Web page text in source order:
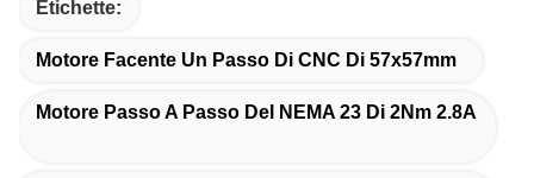
Etichette:
Motore Facente Un Passo Di CNC Di 57x57mm
Motore Passo A Passo Del NEMA 23 Di 2Nm 2.8A